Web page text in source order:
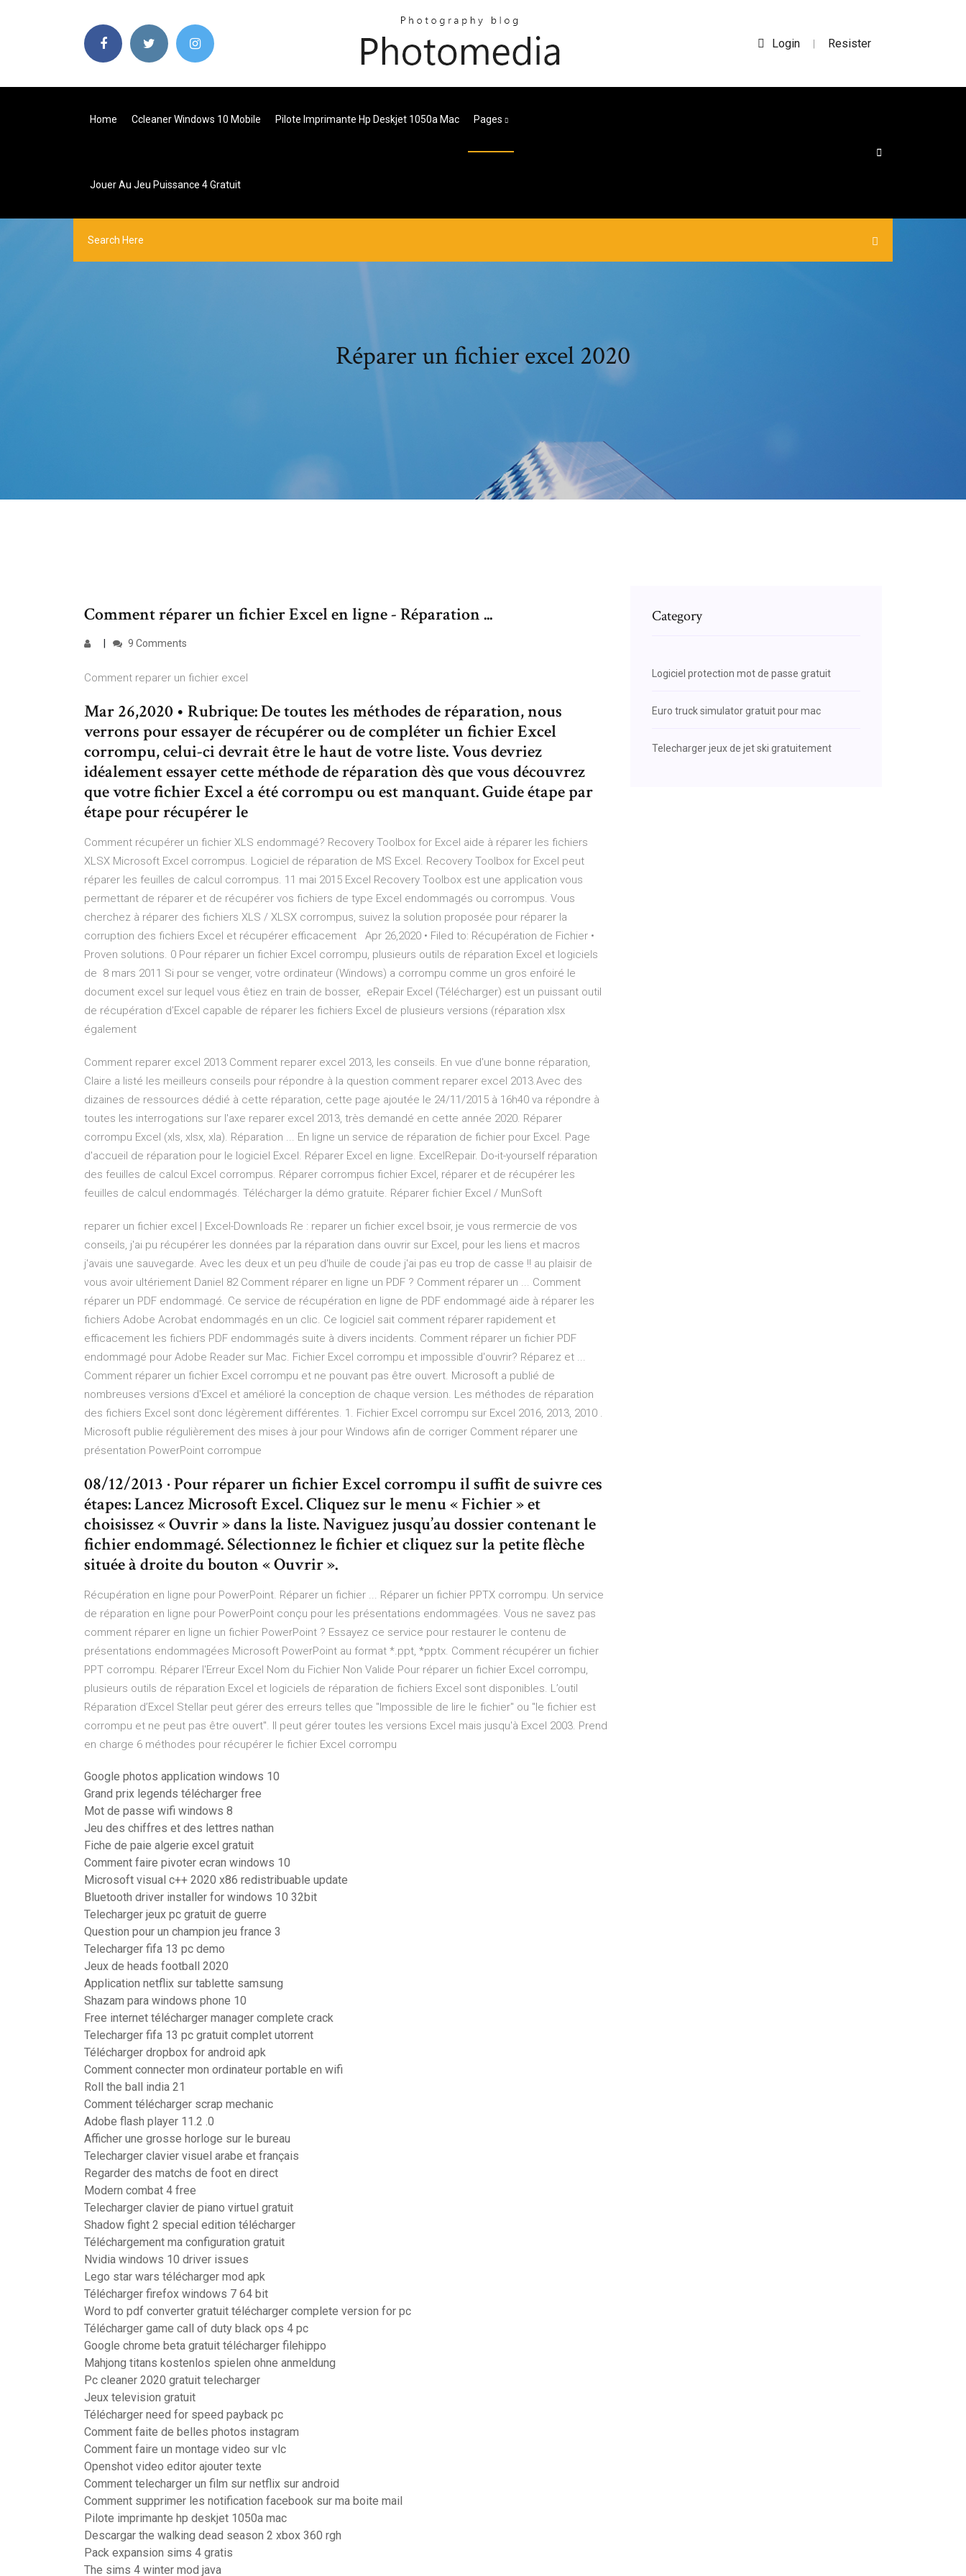
Login | Resister
Home Ccleaner Windows 10 Mobile Pilote Imprimante Hp Deskjet 1050a Mac Pages
Jouer Au Jeu Puissance 4 Gratuit
Réparer un fichier excel 2020
Comment réparer un fichier Excel en ligne - Réparation ...
9 Comments
Comment reparer un fichier excel
Mar 26,2020 • Rubrique: De toutes les méthodes de réparation, nous
verrons pour essayer de récupérer ou de compléter un fichier Excel
corrompu, celui-ci devrait être le haut de votre liste. Vous devriez
idéalement essayer cette méthode de réparation dès que vous découvrez
que votre fichier Excel a été corrompu ou est manquant. Guide étape par
étape pour récupérer le
Comment récupérer un fichier XLS endommagé? Recovery Toolbox for Excel aide à réparer les fichiers
XLSX Microsoft Excel corrompus. Logiciel de réparation de MS Excel. Recovery Toolbox for Excel peut
réparer les feuilles de calcul corrompus. 11 mai 2015 Excel Recovery Toolbox est une application vous
permettant de réparer et de récupérer vos fichiers de type Excel endommagés ou corrompus. Vous
cherchez à réparer des fichiers XLS / XLSX corrompus, suivez la solution proposée pour réparer la
corruption des fichiers Excel et récupérer efficacement Apr 26,2020 • Filed to: Récupération de Fichier •
Proven solutions. 0 Pour réparer un fichier Excel corrompu, plusieurs outils de réparation Excel et logiciels
de 8 mars 2011 Si pour se venger, votre ordinateur (Windows) a corrompu comme un gros enfoiré le
document excel sur lequel vous êtiez en train de bosser, eRepair Excel (Télécharger) est un puissant outil
de récupération d'Excel capable de réparer les fichiers Excel de plusieurs versions (réparation xlsx
également
Comment reparer excel 2013 Comment reparer excel 2013, les conseils. En vue d'une bonne réparation,
Claire a listé les meilleurs conseils pour répondre à la question comment reparer excel 2013.Avec des
dizaines de ressources dédié à cette réparation, cette page ajoutée le 24/11/2015 à 16h40 va répondre à
toutes les interrogations sur l'axe reparer excel 2013, très demandé en cette année 2020. Réparer
corrompu Excel (xls, xlsx, xla). Réparation ... En ligne un service de réparation de fichier pour Excel. Page
d'accueil de réparation pour le logiciel Excel. Réparer Excel en ligne. ExcelRepair. Do-it-yourself réparation
des feuilles de calcul Excel corrompus. Réparer corrompus fichier Excel, réparer et de récupérer les
feuilles de calcul endommagés. Télécharger la démo gratuite. Réparer fichier Excel / MunSoft
reparer un fichier excel | Excel-Downloads Re : reparer un fichier excel bsoir, je vous rermercie de vos
conseils, j'ai pu récupérer les données par la réparation dans ouvrir sur Excel, pour les liens et macros
j'avais une sauvegarde. Avec les deux et un peu d'huile de coude j'ai pas eu trop de casse !! au plaisir de
vous avoir ultériement Daniel 82 Comment réparer en ligne un PDF ? Comment réparer un ... Comment
réparer un PDF endommagé. Ce service de récupération en ligne de PDF endommagé aide à réparer les
fichiers Adobe Acrobat endommagés en un clic. Ce logiciel sait comment réparer rapidement et
efficacement les fichiers PDF endommagés suite à divers incidents. Comment réparer un fichier PDF
endommagé pour Adobe Reader sur Mac. Fichier Excel corrompu et impossible d'ouvrir? Réparez et ...
Comment réparer un fichier Excel corrompu et ne pouvant pas être ouvert. Microsoft a publié de
nombreuses versions d'Excel et amélioré la conception de chaque version. Les méthodes de réparation
des fichiers Excel sont donc légèrement différentes. 1. Fichier Excel corrompu sur Excel 2016, 2013, 2010 .
Microsoft publie régulièrement des mises à jour pour Windows afin de corriger Comment réparer une
présentation PowerPoint corrompue
08/12/2013 · Pour réparer un fichier Excel corrompu il suffit de suivre ces
étapes: Lancez Microsoft Excel. Cliquez sur le menu « Fichier » et
choisissez « Ouvrir » dans la liste. Naviguez jusqu’au dossier contenant le
fichier endommagé. Sélectionnez le fichier et cliquez sur la petite flèche
située à droite du bouton « Ouvrir ».
Récupération en ligne pour PowerPoint. Réparer un fichier ... Réparer un fichier PPTX corrompu. Un service
de réparation en ligne pour PowerPoint conçu pour les présentations endommagées. Vous ne savez pas
comment réparer en ligne un fichier PowerPoint ? Essayez ce service pour restaurer le contenu de
présentations endommagées Microsoft PowerPoint au format *.ppt, *pptx. Comment récupérer un fichier
PPT corrompu. Réparer l'Erreur Excel Nom du Fichier Non Valide Pour réparer un fichier Excel corrompu,
plusieurs outils de réparation Excel et logiciels de réparation de fichiers Excel sont disponibles. L’outil
Réparation d’Excel Stellar peut gérer des erreurs telles que "Impossible de lire le fichier" ou "le fichier est
corrompu et ne peut pas être ouvert". Il peut gérer toutes les versions Excel mais jusqu'à Excel 2003. Prend
en charge 6 méthodes pour récupérer le fichier Excel corrompu
Google photos application windows 10
Grand prix legends télécharger free
Mot de passe wifi windows 8
Jeu des chiffres et des lettres nathan
Fiche de paie algerie excel gratuit
Comment faire pivoter ecran windows 10
Microsoft visual c++ 2020 x86 redistribuable update
Bluetooth driver installer for windows 10 32bit
Telecharger jeux pc gratuit de guerre
Question pour un champion jeu france 3
Telecharger fifa 13 pc demo
Jeux de heads football 2020
Application netflix sur tablette samsung
Shazam para windows phone 10
Free internet télécharger manager complete crack
Telecharger fifa 13 pc gratuit complet utorrent
Télécharger dropbox for android apk
Comment connecter mon ordinateur portable en wifi
Roll the ball india 21
Comment télécharger scrap mechanic
Adobe flash player 11.2 .0
Afficher une grosse horloge sur le bureau
Telecharger clavier visuel arabe et français
Regarder des matchs de foot en direct
Modern combat 4 free
Telecharger clavier de piano virtuel gratuit
Shadow fight 2 special edition télécharger
Téléchargement ma configuration gratuit
Nvidia windows 10 driver issues
Lego star wars télécharger mod apk
Télécharger firefox windows 7 64 bit
Word to pdf converter gratuit télécharger complete version for pc
Télécharger game call of duty black ops 4 pc
Google chrome beta gratuit télécharger filehippo
Mahjong titans kostenlos spielen ohne anmeldung
Pc cleaner 2020 gratuit telecharger
Jeux television gratuit
Télécharger need for speed payback pc
Comment faite de belles photos instagram
Comment faire un montage video sur vlc
Openshot video editor ajouter texte
Comment telecharger un film sur netflix sur android
Comment supprimer les notification facebook sur ma boite mail
Pilote imprimante hp deskjet 1050a mac
Descargar the walking dead season 2 xbox 360 rgh
Pack expansion sims 4 gratis
The sims 4 winter mod java
Category
Logiciel protection mot de passe gratuit
Euro truck simulator gratuit pour mac
Telecharger jeux de jet ski gratuitement